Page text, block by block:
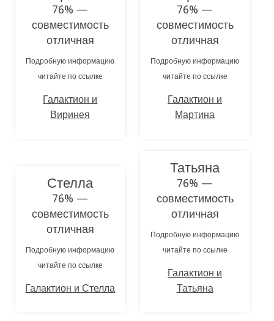
76% —
совместимость
отличная
Подробную информацию
читайте по ссылке
Галактион и
Виринея
76% —
совместимость
отличная
Подробную информацию
читайте по ссылке
Галактион и
Мартина
Стелла
76% —
совместимость
отличная
Подробную информацию
читайте по ссылке
Галактион и Стелла
Татьяна
76% —
совместимость
отличная
Подробную информацию
читайте по ссылке
Галактион и
Татьяна